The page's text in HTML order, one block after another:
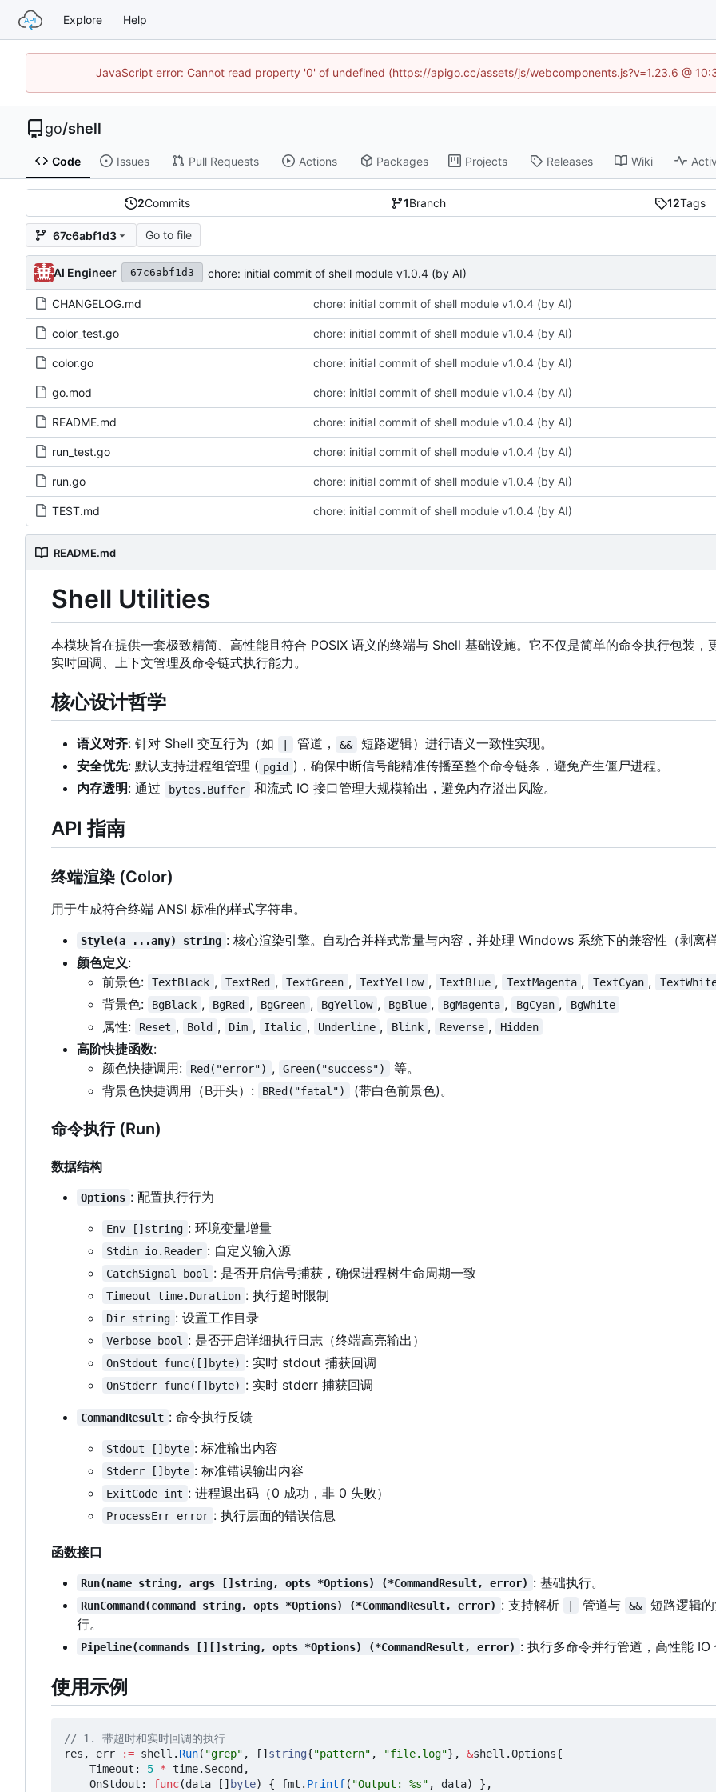
Explore Help
JavaScript error: Cannot read property '0' of undefined (https://apigo.cc/assets/js/webcomponents.js?v=1.23.6 @
go/shell
Code Issues Pull Requests Actions Packages Projects Releases Wiki
2Commits 1Branch 12Tags
67c6abf1d3 Go to file
AI Engineer 67c6abf1d3 chore: initial commit of shell module v1.0.4 (by AI)
CHANGELOG.md chore: initial commit of shell module v1.0.4 (by AI)
color_test.go chore: initial commit of shell module v1.0.4 (by AI)
color.go chore: initial commit of shell module v1.0.4 (by AI)
go.mod chore: initial commit of shell module v1.0.4 (by AI)
README.md chore: initial commit of shell module v1.0.4 (by AI)
run_test.go chore: initial commit of shell module v1.0.4 (by AI)
run.go chore: initial commit of shell module v1.0.4 (by AI)
TEST.md chore: initial commit of shell module v1.0.4 (by AI)
README.md
Shell Utilities
本模块旨在提供一套极致精简、高性能且符合 POSIX 语义的终端与 Shell 基础设施。它不仅是简单的命令执行包装，
实时回调、上下文管理及命令链式执行能力。
核心设计哲学
语义对齐: 针对 Shell 交互行为（如 | 管道， &&
短路逻辑）进行语义一致性实现。
安全优先: 默认支持进程组管理 ( pgid )，确保中断信号能精准传播至整个命令链条，避免产生僵尸进程。
内存透明: 通过 bytes.Buffer 和流式 IO 接口管理大规模输出，避免内存溢出风险。
API 指南
终端渲染 (Color)
用于生成符合终端 ANSI 标准的样式字符串。
Style(a ...any) string : 核心渲染引擎。自动合并样式常量与内容，并处理 Windows 系统下的兼容性（剥离样
颜色定义:
前景色:
TextBlack , TextRed , TextGreen , TextYellow , TextBlue , TextMagenta , TextCyan ,
背景色: BgBlack , BgRed , BgGreen , BgYellow , BgBlue , BgMagenta , BgCyan , BgWhite
属性: Reset , Bold , Dim , Italic , Underline , Blink , Reverse , Hidden
高阶快捷函数:
颜色快捷调用:
Red("error") , Green("success")
等。
背景色快捷调用 （B开头） : BRed("fatal") (带白色前景色)。
命令执行 (Run)
数据结构
Options : 配置执行行为
Env []string : 环境变量增量
Stdin io.Reader : 自定义输入源
CatchSignal bool : 是否开启信号捕获，确保进程树生命周期一致
Timeout time.Duration : 执行超时限制
Dir string : 设置工作目录
Verbose bool : 是否开启详细执行日志（终端高亮输出）
OnStdout func([]byte) : 实时 stdout 捕获回调
OnStderr func([]byte) : 实时 stderr 捕获回调
CommandResult : 命令执行反馈
Stdout []byte : 标准输出内容
Stderr []byte : 标准错误输出内容
ExitCode int : 进程退出码（0 成功，非 0 失败）
ProcessErr error : 执行层面的错误信息
函数接口
Run(name string, args []string, opts *Options) (*CommandResult, error) : 基础执行。
RunCommand(command string, opts *Options) (*CommandResult, error) : 支持解析 管道与 &&
短路逻辑
行。
Pipeline(commands [][]string, opts *Options) (*CommandResult, error) : 执行多命令并行管道，高性能 IO
使用示例
// 1. 带超时和实时回调的执行
res , err := shell . Run( "grep" , [] string{"pattern" , "file.log"}, &shell .Options{
Timeout : 5 * time. Second ,
OnStdout : func(data [] byte) { fmt . Printf( "Output: %s" , data) },